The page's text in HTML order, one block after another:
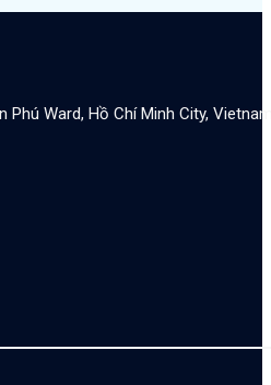
Phú Ward, Hồ Chí Minh City,